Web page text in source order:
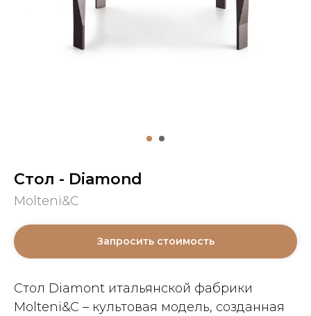
Стол - Diamond
Molteni&C
Запросить стоимость
Cтол Diamont итальянской фабрики
Molteni&C – культовая модель, созданная